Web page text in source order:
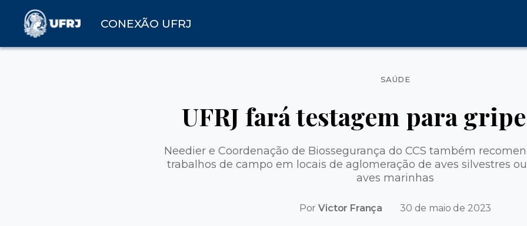
CONEXÃO UFRJ
Categorias
SAÚDE
UFRJ fará testagem para
Needier e Coordenação de Biossegurança do CCS também
trabalhos de campo em locais de aglomeração de aves silvestres
aves marinhas
PorVictor França 30 de maio de 2023